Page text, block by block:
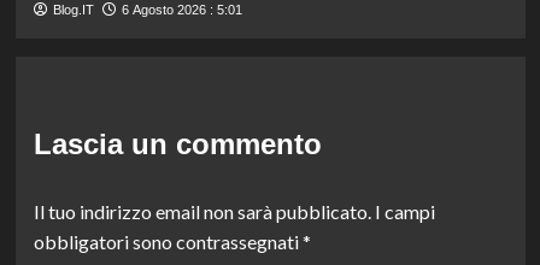
Blog.IT 6 Agosto 2026 : 5:01
Lascia un commento
Il tuo indirizzo email non sarà pubblicato. I campi
obbligatori sono contrassegnati*